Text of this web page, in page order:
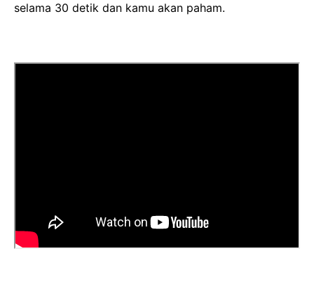
selama 30 detik dan kamu akan paham.